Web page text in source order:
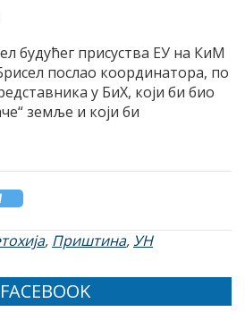
будућег присуства ЕУ на КиМ
послао координатора, по
у БиХ, који би био
земље и који би
, Приштина,УН
FACEBOOK